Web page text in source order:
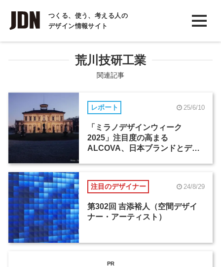
つくる、使う、考える人の
デザイン情報サイト
INTERVIEW
インタビュー
COLUMN
コラム
荒川技研工業
関連記事
レポート 25/6/10
「ミラノデザインウィーク
2025」注目度の高まる
ALCOVA、日本ブランドとデザ
注目のデザイナー 24/8/29
第302回 吉添裕人（空間デザイ
ナー・アーティスト）
PR